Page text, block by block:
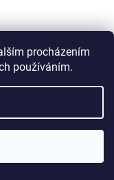
procházením
používáním.DETAIL
Kód:222348/4-5